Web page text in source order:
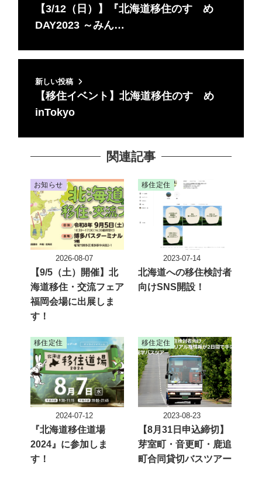
【3/12（日）】『北海道移住のすゝめ
DAY2023 ～みん…
新しい投稿
【移住イベント】北海道移住のすゝめ
inTokyo
関連記事
お知らせ
【9/5（土）開催】北
海道移住・交流フェア
福岡会場に出展しま
す！
投稿日
2026-08-07
移住定住
北海道への移住検討者
向けSNS開設！
投稿日
2023-07-14
移住定住
『北海道移住道場
2024』に参加しま
す！
投稿日
2024-07-12
移住定住
【8月31日申込締切】
芽室町・音更町・鹿追
町合同貸切バスツアー
投稿日
2023-08-23